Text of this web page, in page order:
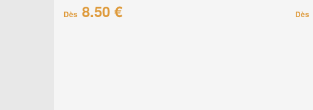
Dès 8.50 € Dès